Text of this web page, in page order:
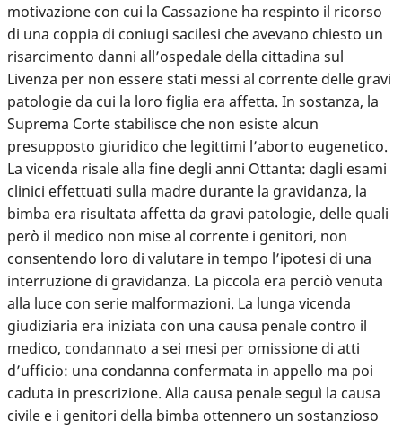
motivazione con cui la Cassazione ha respinto il ricorso
di una coppia di coniugi sacilesi che avevano chiesto un
risarcimento danni all’ospedale della cittadina sul
Livenza per non essere stati messi al corrente delle gravi
patologie da cui la loro figlia era affetta. In sostanza, la
Suprema Corte stabilisce che non esiste alcun
presupposto giuridico che legittimi l’aborto eugenetico.
La vicenda risale alla fine degli anni Ottanta: dagli esami
clinici effettuati sulla madre durante la gravidanza, la
bimba era risultata affetta da gravi patologie, delle quali
però il medico non mise al corrente i genitori, non
consentendo loro di valutare in tempo l’ipotesi di una
interruzione di gravidanza. La piccola era perciò venuta
alla luce con serie malformazioni. La lunga vicenda
giudiziaria era iniziata con una causa penale contro il
medico, condannato a sei mesi per omissione di atti
d’ufficio: una condanna confermata in appello ma poi
caduta in prescrizione. Alla causa penale seguì la causa
civile e i genitori della bimba ottennero un sostanzioso